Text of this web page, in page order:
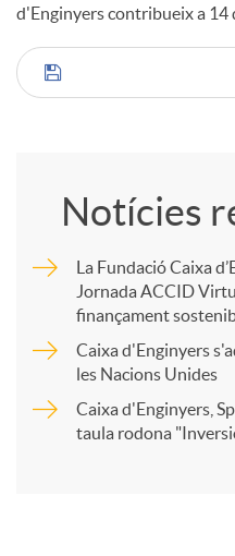
d'Enginyers contribueix a 14
C
Notícies
La Fundació Caixa
Jornada ACCID
finançament
Caixa d'Enginyers
les Nacions Unides
Caixa d'Enginyers,
taula rodona